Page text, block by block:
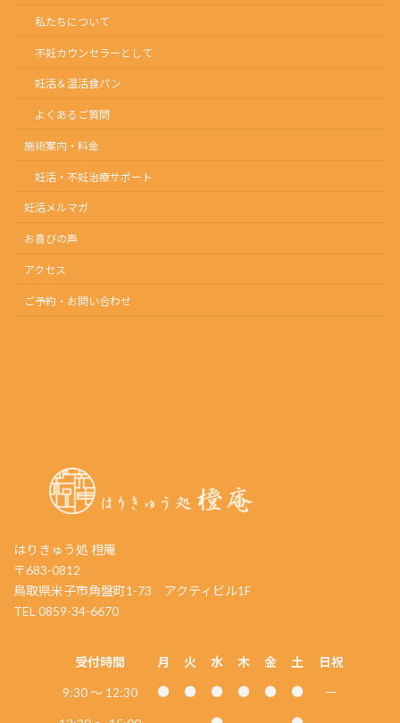
私たちについて
不妊カウンセラーとして
妊活＆温活食パン
よくあるご質問
施術案内・料金
妊活・不妊治療サポート
妊活メルマガ
お喜びの声
アクセス
ご予約・お問い合わせ
はりきゅう処 橙庵
〒683-0812
鳥取県米子市角盤町1-73 アクティビル1F
TEL 0859-34-6670
受付時間 月 火 水 木 金 土
日祝
9:30 〜 12:30 ● ● ● ● ● ● ー